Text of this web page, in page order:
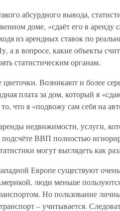
абсурдного вывода,
доме, «сдаёт его в аренду
из арендных ставок по
а в вопросе, какие объекты
статистическим органам.
цветочки. Возникают и более
плата за дом, который я
то, что я «подвожу сам себя на
недвижимости, услуги,
ВВП полностью
могут выглядеть как
Европе существуют
люди меньше
Но пользование
– учитывается.